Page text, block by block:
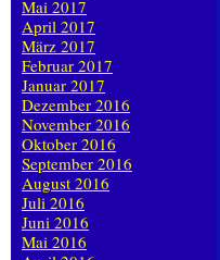
Mai 2017
April 2017
März 2017
Februar 2017
Januar 2017
Dezember 2016
November 2016
Oktober 2016
September 2016
August 2016
Juli 2016
Juni 2016
Mai 2016